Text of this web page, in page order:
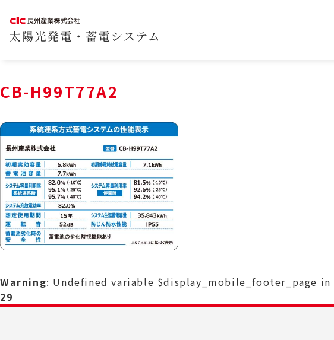
CB-H99T77A2
Warning: Undefined variable $display_mobile_footer_page in
29